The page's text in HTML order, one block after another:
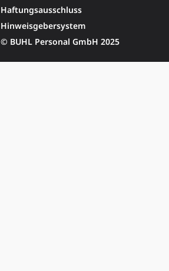
Haftungsausschluss
Hinweisgebersystem
© BUHL Personal GmbH 2025